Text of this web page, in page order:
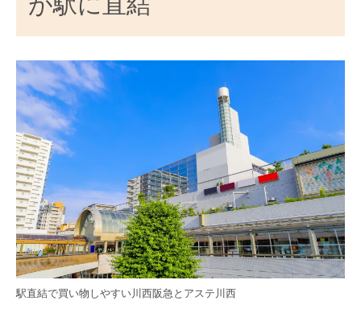
駅直結で買い物しやすい川西阪急とアステ川西